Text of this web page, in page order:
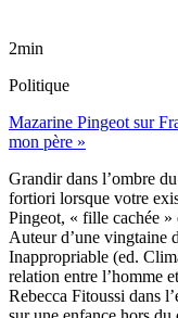
2min
Politique
Mazarine Pingeot sur
mon père »
Grandir dans l’ombre
fortiori lorsque votre
Pingeot, « fille cachée
Auteur d’une vingtaine
Inappropriable (ed.
relation entre l’homme
Rebecca Fitoussi dans